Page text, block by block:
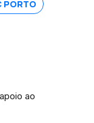
PORTO
ao